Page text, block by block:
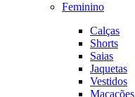
Feminino
Calças
Shorts
Saias
Jaquetas
Vestidos
Macacões